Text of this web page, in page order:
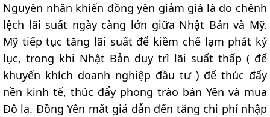
Nguyên nhân khiến đồng yên giảm giá là do chênh
lệch lãi suất ngày càng lớn giữa Nhật Bản và Mỹ.
Mỹ tiếp tục tăng lãi suất để kiềm chế lạm phát kỷ
lục, trong khi Nhật Bản duy trì lãi suất thấp ( để
khuyến khích doanh nghiệp đầu tư ) để thúc đẩy
nền kinh tế, thúc đẩy phong trào bán Yên và mua
Đô la. Đồng Yên mất giá dẫn đến tăng chi phí nhập